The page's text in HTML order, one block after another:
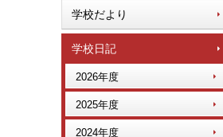
学校だより
学校日記
2026年度
2025年度
2024年度